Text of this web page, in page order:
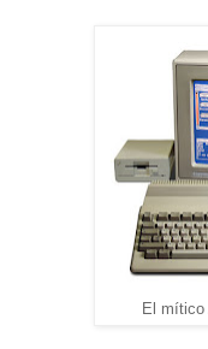
El mítico